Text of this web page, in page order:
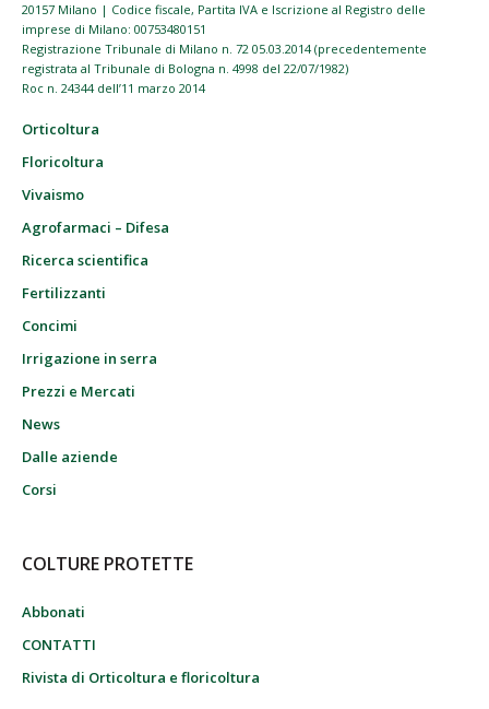
20157 Milano | Codice fiscale, Partita IVA e Iscrizione al Registro delle
imprese di Milano: 00753480151
Registrazione Tribunale di Milano n. 72 05.03.2014 (precedentemente
registrata al Tribunale di Bologna n. 4998 del 22/07/1982)
Roc n. 24344 dell’11 marzo 2014
Orticoltura
Floricoltura
Vivaismo
Agrofarmaci – Difesa
Ricerca scientifica
Fertilizzanti
Concimi
Irrigazione in serra
Prezzi e Mercati
News
Dalle aziende
Corsi
COLTURE PROTETTE
Abbonati
CONTATTI
Rivista di Orticoltura e floricoltura